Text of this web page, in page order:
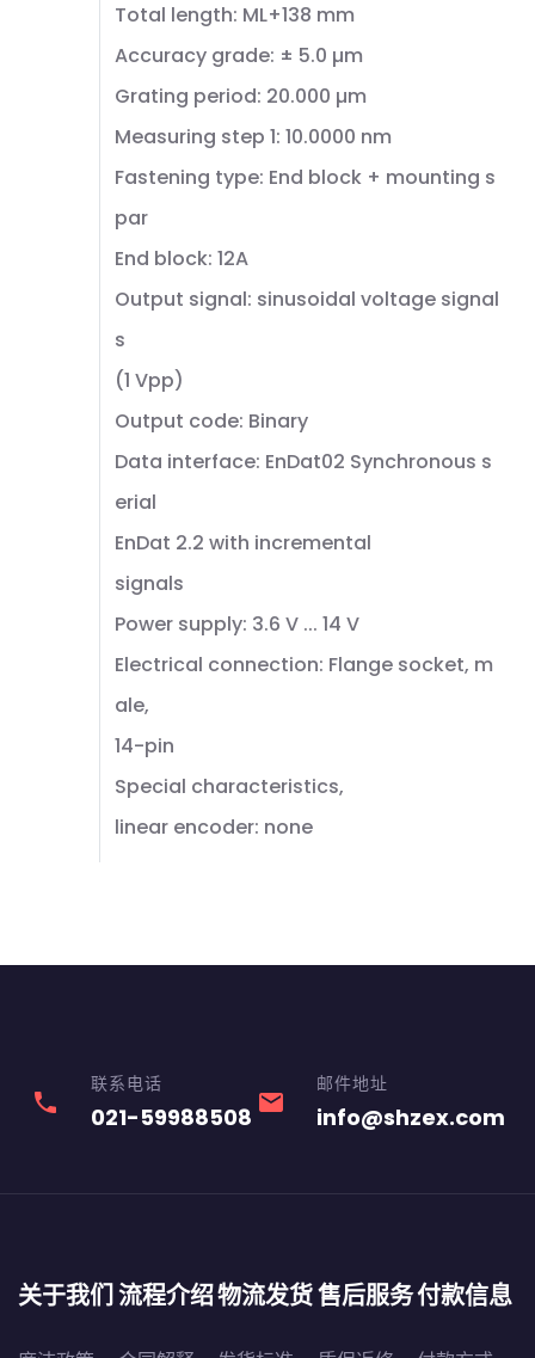
Total length: ML+138 mm
Accuracy grade: ± 5.0 µm
Grating period: 20.000 µm
Measuring step 1: 10.0000 nm
Fastening type: End block + mounting s
par
End block: 12A
Output signal: sinusoidal voltage signal
s
(1 Vpp)
Output code: Binary
Data interface: EnDat02 Synchronous s
erial
EnDat 2.2 with incremental
signals
Power supply: 3.6 V ... 14 V
Electrical connection: Flange socket, m
ale,
14-pin
Special characteristics,
linear encoder: none
phone
联系电话
021-59988508 email
邮件地址
info@shzex.com
关于我们流程介绍物流发货售后服务付款信息